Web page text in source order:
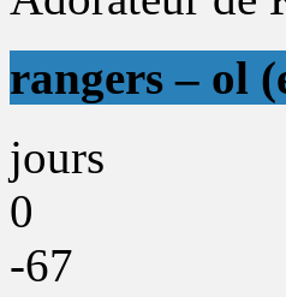
rangers – ol
jours
0
-67